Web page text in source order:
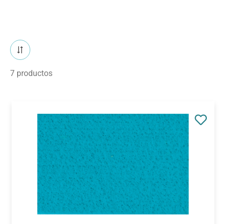
7 productos